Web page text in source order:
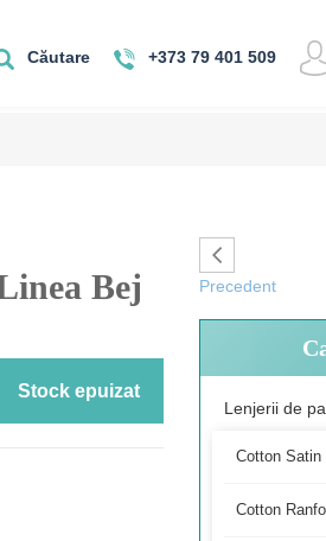
Căutare +373 79 401 509
Bej
Stock epuizat
Precedent
Lenjerii de
Cotton Satin
Cotton